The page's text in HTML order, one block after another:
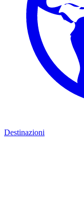
Destinazioni